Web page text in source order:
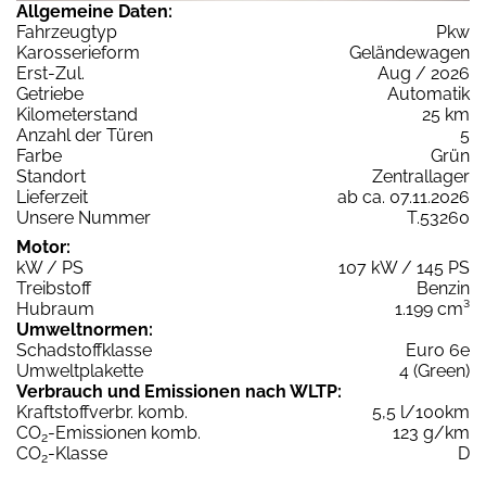
Allgemeine Daten:
Fahrzeugtyp
Pkw
Karosserieform
Geländewagen
Erst-Zul.
Aug / 2026
Getriebe
Automatik
Kilometerstand
25 km
Anzahl der Türen
5
Farbe
Grün
Standort
Zentrallager
Lieferzeit
ab ca. 07.11.2026
Unsere Nummer
T.53260
Motor:
kW / PS
107 kW / 145 PS
Treibstoff
Benzin
Hubraum
1.199 cm³
Umweltnormen:
Schadstoffklasse
Euro 6e
Umweltplakette
4 (Green)
Verbrauch und Emissionen nach WLTP:
Kraftstoffverbr. komb.
5,5 l/100km
CO2-Emissionen komb.
123 g/km
CO2-Klasse
D